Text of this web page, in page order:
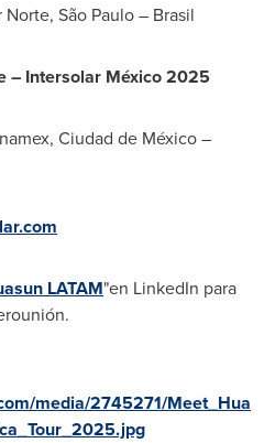
São Paulo – Brasil
– Intersolar México 2025
Ciudad de México –
LATAM"en LinkedIn para
media/2745271/Meet_Hua